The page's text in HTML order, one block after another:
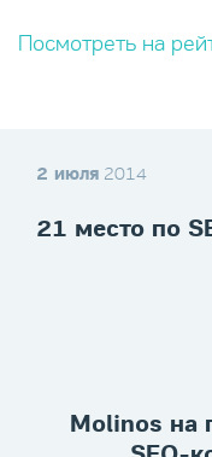
Посмотреть на
2 июля 2014
21 место по
Molinos на